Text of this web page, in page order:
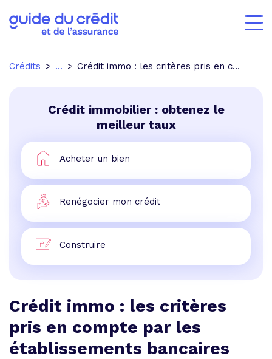
Crédits ... Crédit immo : les critères pris en compte par les établissements bancaires
Crédit immobilier : obtenez le
meilleur taux
Acheter un bien
Renégocier mon crédit
Construire
Crédit immo : les critères
pris en compte par les
établissements bancaires